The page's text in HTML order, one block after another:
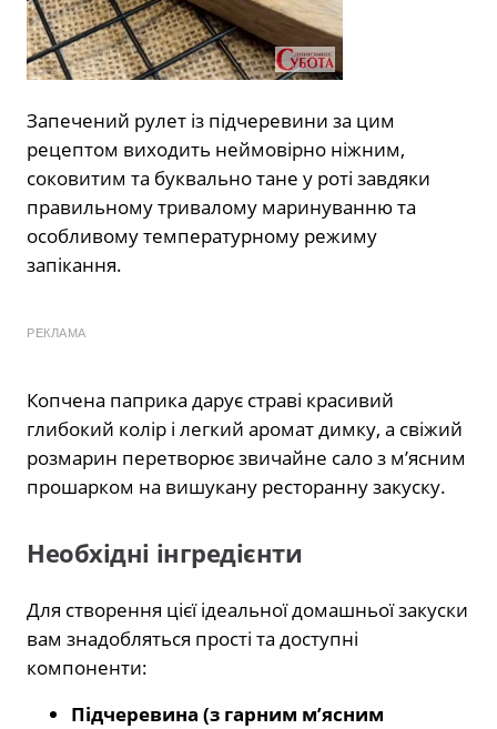
Запечений рулет із підчеревини за цим
рецептом виходить неймовірно ніжним,
соковитим та буквально тане у роті завдяки
правильному тривалому маринуванню та
особливому температурному режиму
запікання.
РЕКЛАМА
Копчена паприка дарує страві красивий
глибокий колір і легкий аромат димку, а свіжий
розмарин перетворює звичайне сало з м’ясним
прошарком на вишукану ресторанну закуску.
Необхідні інгредієнти
Для створення цієї ідеальної домашньої закуски
вам знадобляться прості та доступні
компоненти:
Підчеревина (з гарним мʼясним